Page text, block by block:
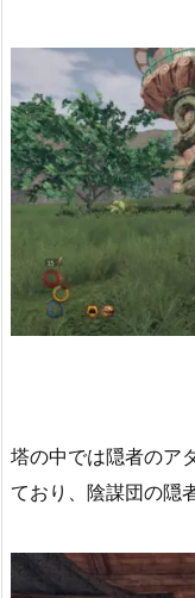
塔の中では隠者のア
ており、陰謀団の隠